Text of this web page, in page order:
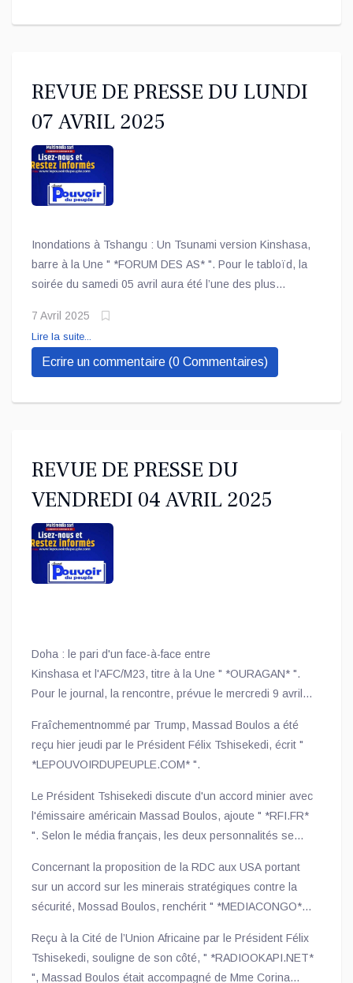
REVUE DE PRESSE DU LUNDI
07 AVRIL 2025
Inondations à Tshangu : Un Tsunami version Kinshasa,
barre à la Une " *FORUM DES AS* ". Pour le tabloïd, la
soirée du samedi 05 avril aura été l’une des plus
habitants du district de la Tshangu, dans la partie Est
de la capitale. Il s’agit des inondations que d’aucuns
considèrent comme les plus spectaculaires de l’histoire
7 Avril 2025
Lire la suite...
Ecrire un commentaire (0 Commentaires)
REVUE DE PRESSE DU
VENDREDI 04 AVRIL 2025
Doha : le pari d'un face-à-face entre
Kinshasa et l'AFC/M23, titre à la Une " *OURAGAN* ".
Pour le journal, la rencontre, prévue le mercredi 9 avril à
Pour la première fois depuis l'éruption du conflit dans
l'est de la RDC, le gouvernement congolais et la
rébellion
de l'AFC/M23, appuyée par le Rwanda, s'apprêtent à
engager des pourparlers directs. L'initiative du Qatar
intervient après des mois de combats acharnés et des
Fraîchementnommé par Trump, Massad Boulos a été
reçu hier jeudi par le Président Félix Tshisekedi, écrit "
*LEPOUVOIRDUPEUPLE.COM* ".
Le Président Tshisekedi discute d'un accord minier avec
l'émissaire américain Massad Boulos, ajoute " *RFI.FR*
". Selon le média français, les deux personnalités se
Américains, c'est un accès aux ressources contre une
aide à la sécurité. Du côté de Kinshasa, on mise surtout
sur l'influence des États-Unis pour mettre fin au conflit
qui secoue l'est du pays où l'armée est aux prises avec
le groupe M23, soutenu par le Rwanda.
Concernant la proposition de la RDC aux USA portant
sur un accord sur les minerais stratégiques contre la
sécurité, Mossad Boulos, renchérit " *MEDIACONGO* ",
président Tshisekedi sur la voie à suivre pour
l'élaboration de ce partenariat.
Reçu à la Cité de l’Union Africaine par le Président Félix
Tshisekedi, souligne de son côté, " *RADIOOKAPI.NET*
", Massad Boulos était accompagné de Mme Corina